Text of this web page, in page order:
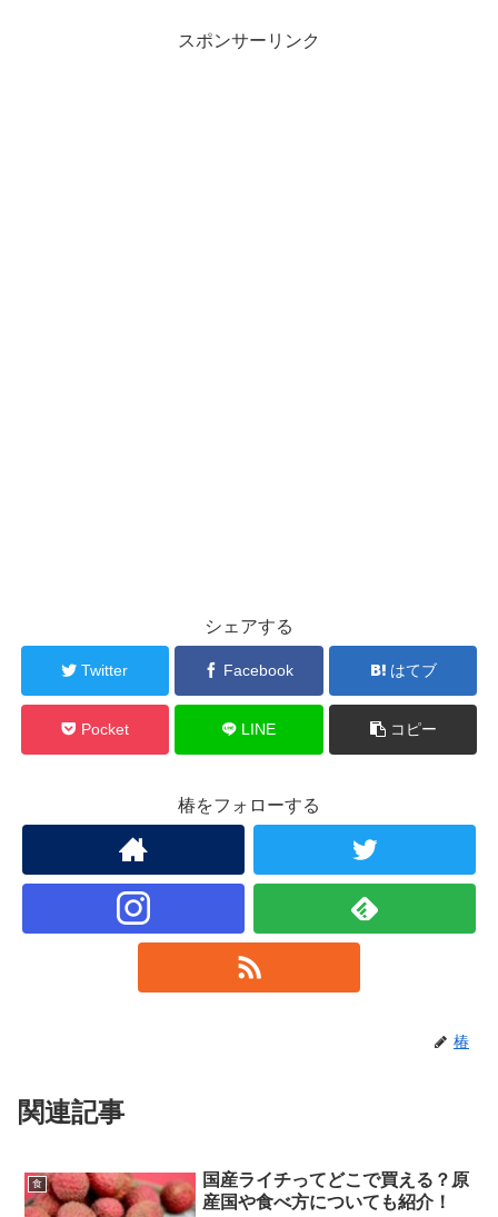
スポンサーリンク
シェアする
Twitter Facebook はてブ
Pocket LINE コピー
椿をフォローする
椿
関連記事
食
国産ライチってどこで買える？原
産国や食べ方についても紹介！